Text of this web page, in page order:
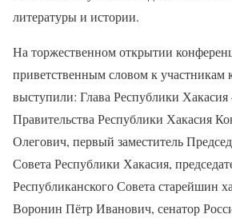
литературы и истории.
На торжественном открытии
приветственным словом к участникам
выступили: Глава Республики Хакасия
Правительства Республики Хакасия
Олегович, первый заместитель
Совета Республики Хакасия,
Республиканского Совета старейшин
Воронин Пётр Иванович, сенатор